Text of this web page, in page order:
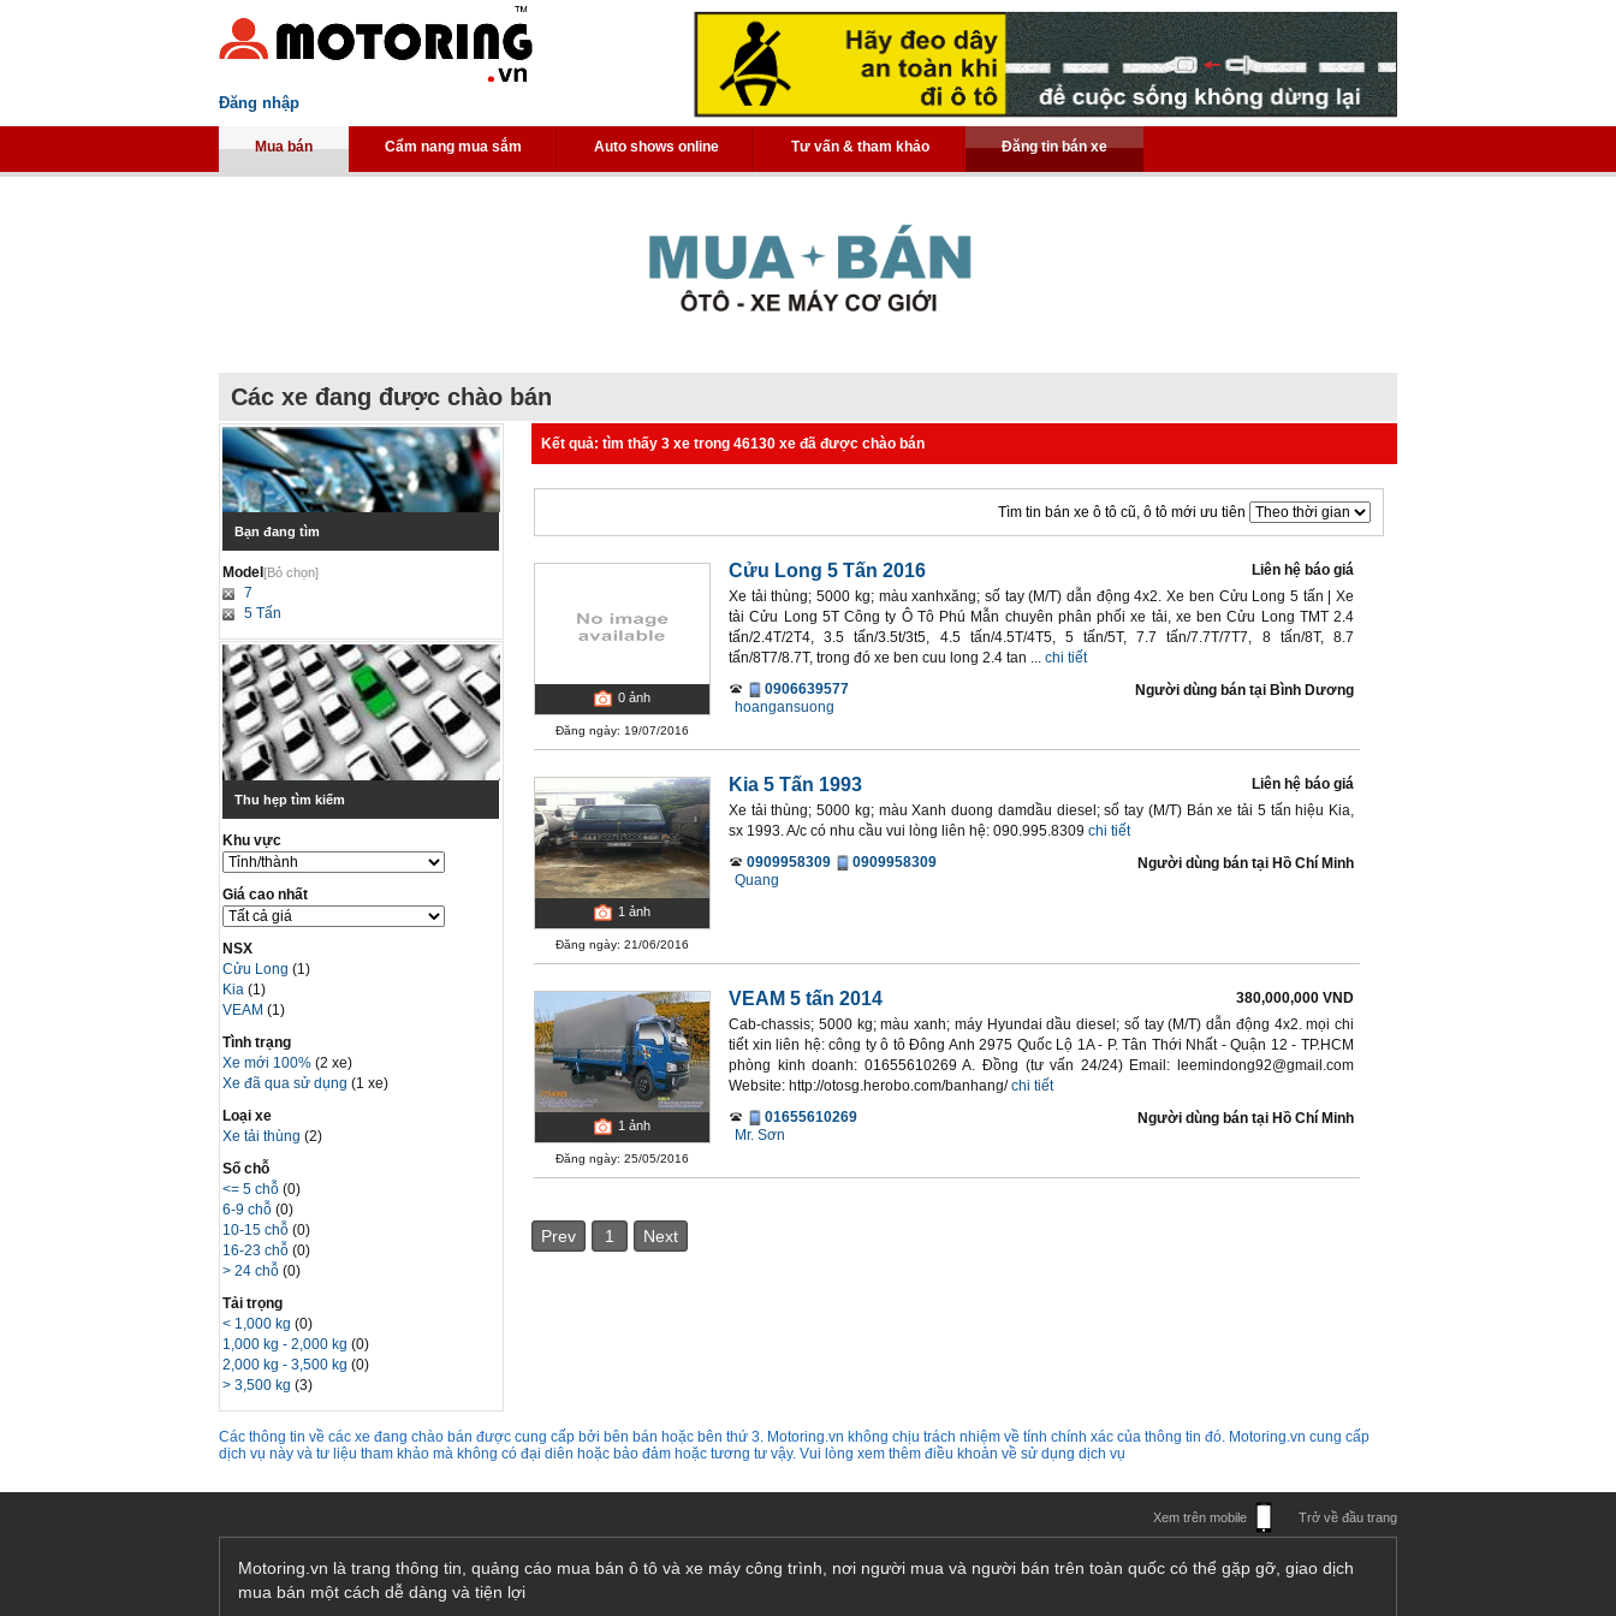
Đăng nhập
Mua bán Cẩm nang mua sắm Auto shows online Tư vấn & tham khảo Đăng tin bán xe
Các xe đang được chào bán
Bạn đang tìm
Model[Bỏ chọn]
7
5 Tấn
Thu hẹp tìm kiếm
Khu vực
Giá cao nhất
NSX
Cửu Long(1)
Kia(1)
VEAM(1)
Tình trạng
Xe mới 100% (2 xe)
Xe đã qua sử dụng (1 xe)
Loại xe
Xe tải thùng(2)
Số chỗ
<= 5 chỗ(0)
6-9 chỗ(0)
10-15 chỗ(0)
16-23 chỗ(0)
> 24 chỗ(0)
Tải trọng
< 1,000 kg(0)
1,000 kg - 2,000 kg(0)
2,000 kg - 3,500 kg(0)
> 3,500 kg(3)
Kết quả: tìm thấy 3 xe trong 46130 xe đã được chào bán
Tìm tin bán xe ô tô cũ, ô tô mới ưu tiên
0 ảnh
Đăng ngày: 19/07/2016
Cửu Long 5 Tấn 2016
Liên hệ báo giá
Xe tải thùng; 5000 kg; màu xanhxăng; số tay (M/T) dẫn động 4x2. Xe ben Cửu Long 5 tấn | Xe
tải Cửu Long 5T Công ty Ô Tô Phú Mẫn chuyên phân phối xe tải, xe ben Cửu Long TMT 2.4
tấn/2.4T/2T4, 3.5 tấn/3.5t/3t5, 4.5 tấn/4.5T/4T5, 5 tấn/5T, 7.7 tấn/7.7T/7T7, 8 tấn/8T, 8.7
tấn/8T7/8.7T, trong đó xe ben cuu long 2.4 tan ... chi tiết
0906639577
hoangansuong
Người dùng bán tại Bình Dương
1 ảnh
Đăng ngày: 21/06/2016
Kia 5 Tấn 1993
Liên hệ báo giá
Xe tải thùng; 5000 kg; màu Xanh duong damdầu diesel; số tay (M/T) Bán xe tải 5 tấn hiệu Kia,
sx 1993. A/c có nhu cầu vui lòng liên hệ: 090.995.8309 chi tiết
0909958309
0909958309
Quang
Người dùng bán tại Hồ Chí Minh
1 ảnh
Đăng ngày: 25/05/2016
VEAM 5 tấn 2014
380,000,000 VND
Cab-chassis; 5000 kg; màu xanh; máy Hyundai dầu diesel; số tay (M/T) dẫn động 4x2. mọi chi
tiết xin liên hệ: công ty ô tô Đông Anh 2975 Quốc Lộ 1A - P. Tân Thới Nhất - Quận 12 - TP.HCM
phòng kinh doanh: 01655610269 A. Đồng (tư vấn 24/24) Email: leemindong92@gmail.com
Website: http://otosg.herobo.com/banhang/chi tiết
01655610269
Mr. Sơn
Người dùng bán tại Hồ Chí Minh
Prev 1 Next
Các thông tin về các xe đang chào bán được cung cấp bởi bên bán hoặc bên thứ 3. Motoring.vn không chịu trách nhiệm về tính chính xác của thông tin đó. Motoring.vn cung cấp
dịch vụ này và tư liệu tham khảo mà không có đại diên hoặc bảo đảm hoặc tương tư vậy. Vui lòng xem thêm điều khoản về sử dụng dịch vụ
Xem trên mobile Trở về đầu trang
Motoring.vn là trang thông tin, quảng cáo mua bán ô tô và xe máy công trình, nơi người mua và người bán trên toàn quốc có thể gặp gỡ, giao dịch
mua bán một cách dễ dàng và tiện lợi